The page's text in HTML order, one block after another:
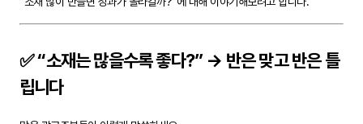
✅ “소재는 많을수록 좋다?” → 반은 맞고 반은 틀
립니다